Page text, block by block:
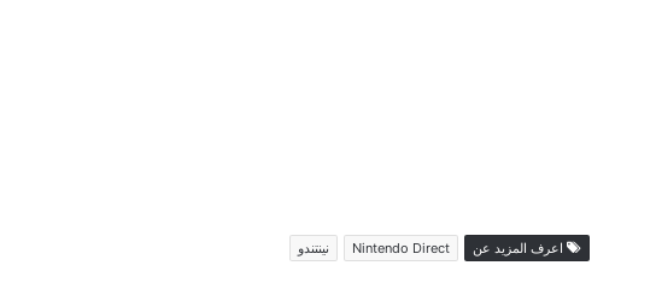
اعرف المزيد عن Nintendo Direct نينتندو